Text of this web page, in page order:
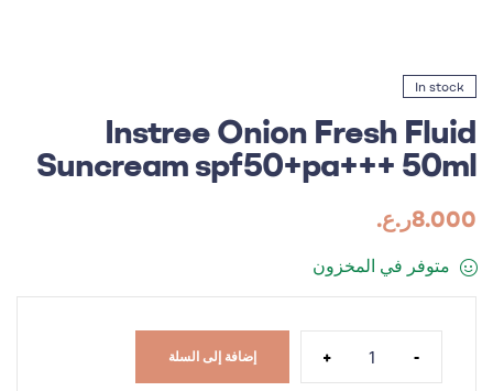
In stock
Instree Onion Fresh Fluid
Suncream spf50+pa+++ 50ml
8.000ر.ع.
متوفر في المخزون
-
+ إضافة إلى السلة